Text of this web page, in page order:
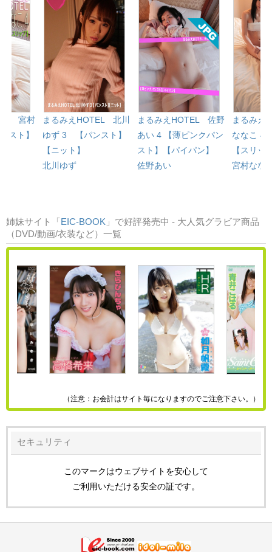
宮村
スト】
まるみえHOTEL 北川
ゆず 3 【パンスト】
【ニット】
北川ゆず
まるみえHOTEL 佐野
あい 4 【薄ピンクパン
スト】【パイパン】
佐野あい
まるみえ
ななこ 4
【スリッ
宮村なな
姉妹サイト「EIC-BOOK 」で好評発売中 - 大人気グラビア商品
（DVD/動画/衣装など）一覧
（注意：お会計はサイト毎になりますのでご注意下さい。）
セキュリティ
このマークはウェブサイトを安心して
ご利用いただける安全の証です。